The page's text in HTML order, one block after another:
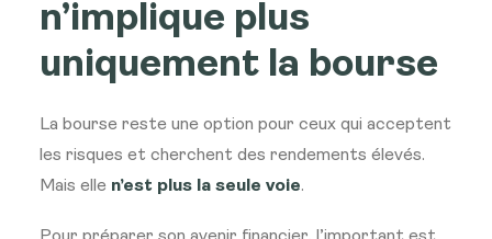
n’implique plus
uniquement la bourse
La bourse reste une option pour ceux qui acceptent
les risques et cherchent des rendements élevés.
Mais elle n’est plus la seule voie.